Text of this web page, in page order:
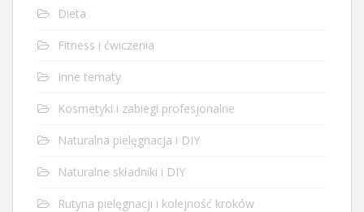
Dieta
Fitness i ćwiczenia
Inne tematy
Kosmetyki i zabiegi profesjonalne
Naturalna pielęgnacja i DIY
Naturalne składniki i DIY
Rutyna pielęgnacji i kolejność kroków